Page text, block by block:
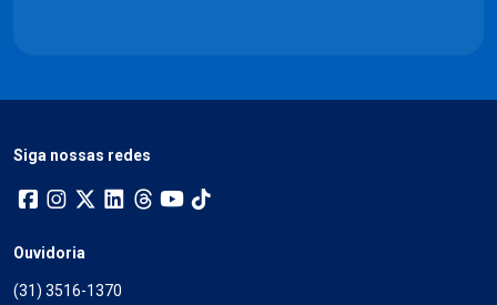
Siga nossas redes
Ouvidoria
(31) 3516-1370